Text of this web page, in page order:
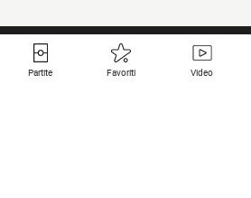
Partite Favoriti Video